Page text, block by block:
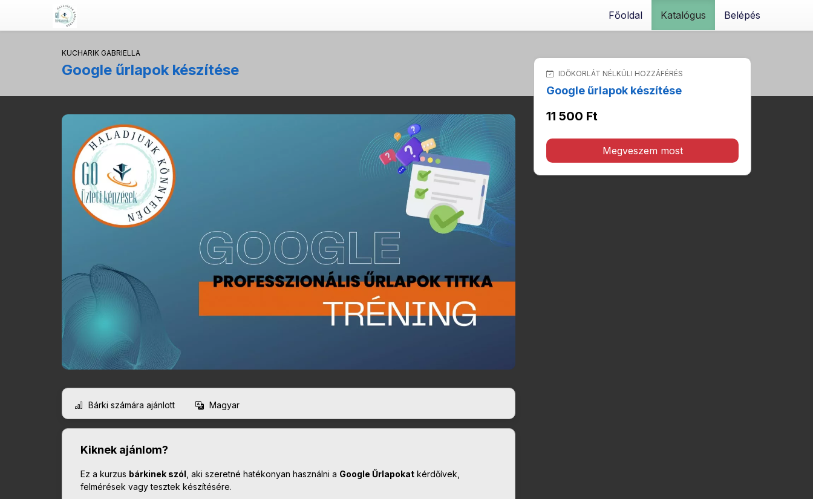
Főoldal Katalógus Belépés
KUCHARIK GABRIELLA
Google űrlapok készítése
Bárki számára ajánlott Magyar
Kiknek ajánlom?
Ez a kurzus bárkinek szól , aki szeretné hatékonyan használni a Google Űrlapokat kérdőívek,
felmérések vagy tesztek készítésére.
IDŐKORLÁT NÉLKÜLI HOZZÁFÉRÉS
Google űrlapok készítése
11 500 Ft
Megveszem most